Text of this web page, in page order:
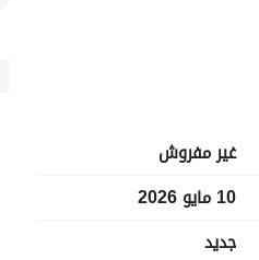
غير مفروش
10 مايو 2026
جديد